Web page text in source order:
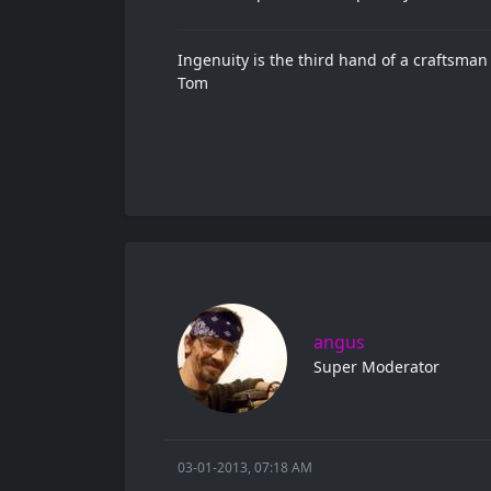
Ingenuity is the third hand of a craftsman
Tom
angus
Super Moderator
03-01-2013, 07:18 AM